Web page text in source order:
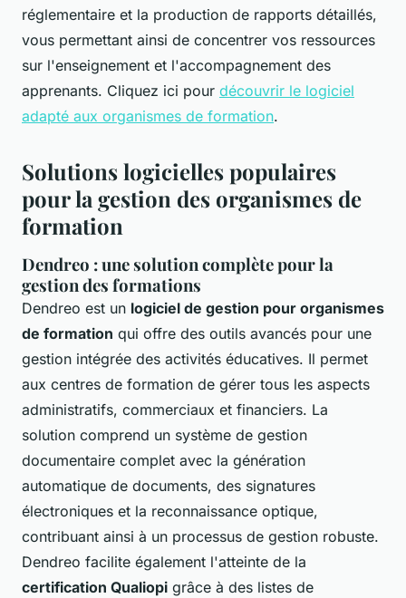
réglementaire et la production de rapports détaillés,
vous permettant ainsi de concentrer vos ressources
sur l'enseignement et l'accompagnement des
apprenants. Cliquez ici pour découvrir le logiciel
adapté aux organismes de formation.
Solutions logicielles populaires
pour la gestion des organismes de
formation
Dendreo : une solution complète pour la
gestion des formations
Dendreo est un logiciel de gestion pour organismes
de formation qui offre des outils avancés pour une
gestion intégrée des activités éducatives. Il permet
aux centres de formation de gérer tous les aspects
administratifs, commerciaux et financiers. La
solution comprend un système de gestion
documentaire complet avec la génération
automatique de documents, des signatures
électroniques et la reconnaissance optique,
contribuant ainsi à un processus de gestion robuste.
Dendreo facilite également l'atteinte de la
certification Qualiopi grâce à des listes de